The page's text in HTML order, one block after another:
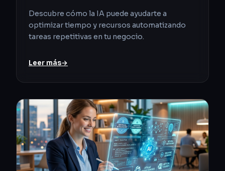
Descubre cómo la IA puede ayudarte a
optimizar tiempo y recursos automatizando
tareas repetitivas en tu negocio.
Leer más→